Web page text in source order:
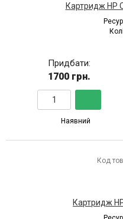
Картридж HP
Придбати:
1700 грн.
Наявний
Код
Картридж